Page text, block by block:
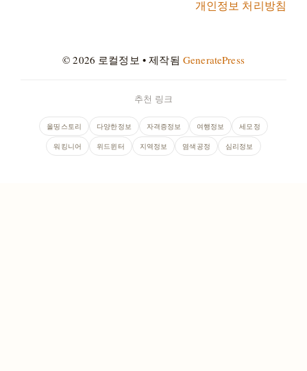
개인정보 처리방침
© 2026 로컬정보 • 제작됨 GeneratePress
추천 링크
올띵스토리 다양한정보 자격증정보 여행정보 세모정
워킹니어 위드윈터 지역정보 염색공정 심리정보